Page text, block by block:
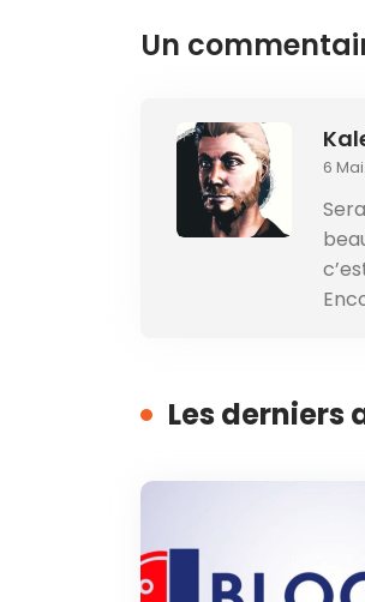
Un
6
Les derniers